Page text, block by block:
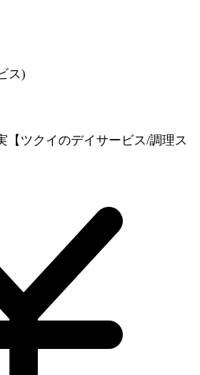
ス)
【ツクイのデイサービス/調理ス